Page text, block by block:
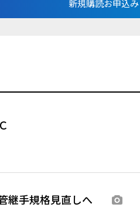
新規購読お申込み
継手規格見直しへ